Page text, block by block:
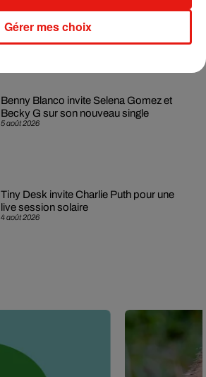
7 août 2026
5 août 2026
Benny Blanco invite Selena Gomez et
Becky G sur son nouveau single
4 août 2026
Tiny Desk invite Charlie Puth pour une
live session solaire
Gérer mes choix